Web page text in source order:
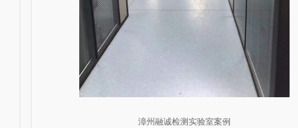
漳州融诚检测实验室案例